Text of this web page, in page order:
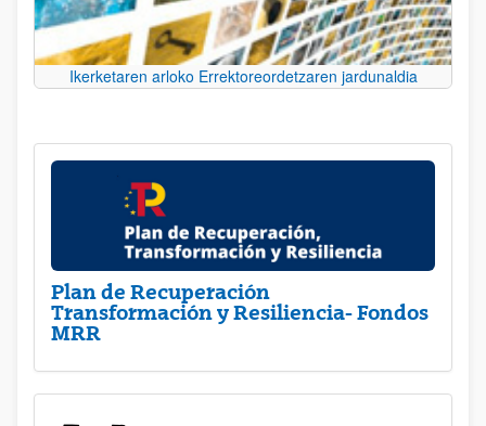
Ikerketaren arloko Errektoreordetzaren jardunaldia
Plan de Recuperación
Transformación y Resiliencia- Fondos
MRR